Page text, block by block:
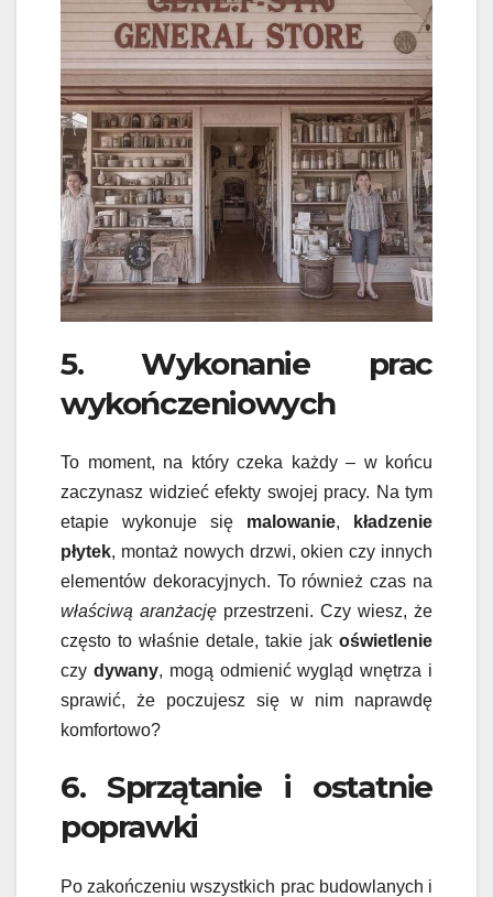
5. Wykonanie prac
wykończeniowych
To moment, na który czeka każdy – w końcu
zaczynasz widzieć efekty swojej pracy. Na tym
etapie wykonuje się malowanie,
kładzenie
płytek, montaż nowych drzwi, okien czy innych
elementów dekoracyjnych. To również czas na
właściwą aranżację przestrzeni. Czy wiesz, że
często to właśnie detale, takie jak oświetlenie
czy dywany, mogą odmienić wygląd wnętrza i
sprawić, że poczujesz się w nim naprawdę
komfortowo?
6. Sprzątanie i ostatnie
poprawki
Po zakończeniu wszystkich prac budowlanych i